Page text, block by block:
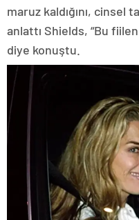
maruz kaldığını, cinsel
anlattı Shields, “Bu
diye konuştu.